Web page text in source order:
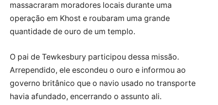
massacraram moradores locais durante uma
operação em Khost e roubaram uma grande
quantidade de ouro de um templo.
O pai de Tewkesbury participou dessa missão.
Arrependido, ele escondeu o ouro e informou ao
governo britânico que o navio usado no transporte
havia afundado, encerrando o assunto ali.